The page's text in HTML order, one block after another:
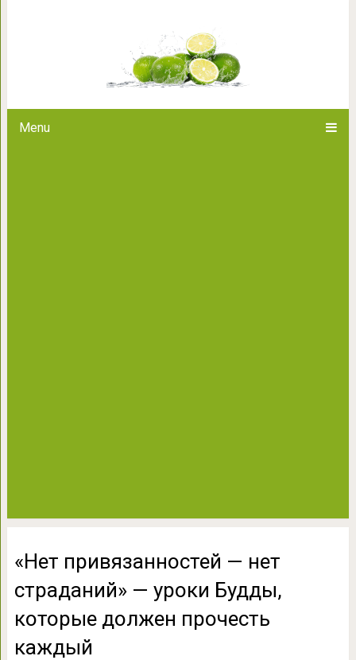
Menu
которые должен
«Нет привязанностей — нет
страданий» — уроки Будды,
которые должен прочесть
каждый